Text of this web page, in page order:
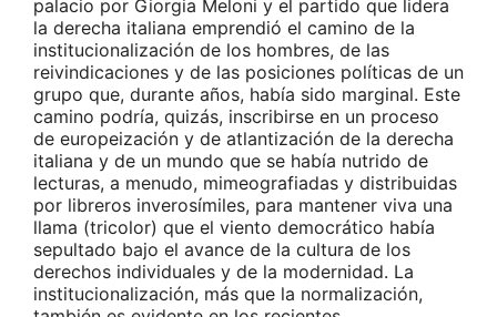
palacio por Giorgia Meloni y el partido que lidera
la derecha italiana emprendió el camino de la
institucionalización de los hombres, de las
reivindicaciones y de las posiciones políticas de un
grupo que, durante años, había sido marginal. Este
camino podría, quizás, inscribirse en un proceso
de europeización y de atlantización de la derecha
italiana y de un mundo que se había nutrido de
lecturas, a menudo, mimeografiadas y distribuidas
por libreros inverosímiles, para mantener viva una
llama (tricolor) que el viento democrático había
sepultado bajo el avance de la cultura de los
derechos individuales y de la modernidad. La
institucionalización, más que la normalización,